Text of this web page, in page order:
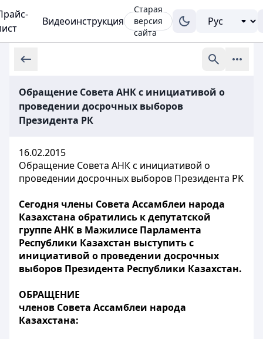
Видеоинструкция
Старая
версия
сайта
Обращение Совета АНК с инициативой о
проведении досрочных выборов
Президента РК
16.02.2015
Обращение Совета АНК с инициативой о
проведении досрочных выборов Президента РК
Сегодня члены Совета Ассамблеи народа
Казахстана обратились к депутатской
группе АНК в Мажилисе Парламента
Республики Казахстан выступить с
инициативой о проведении досрочных
выборов Президента Республики Казахстан.
ОБРАЩЕНИЕ
членов Совета Ассамблеи народа
Казахстана: